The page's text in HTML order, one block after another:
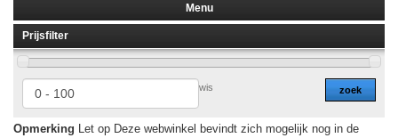
▼
▼
Menu
Prijsfilter
zoek
wis
Opmerking Let op Deze webwinkel bevindt zich mogelijk nog in de